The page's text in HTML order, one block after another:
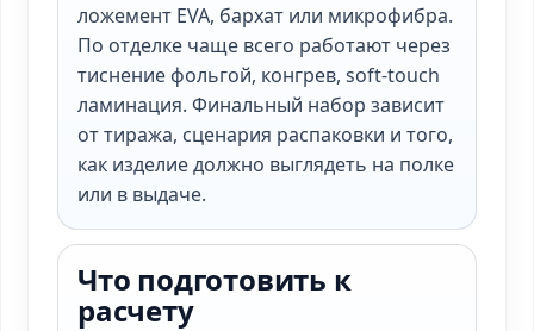
ложемент EVA, бархат или микрофибра.
По отделке чаще всего работают через
тиснение фольгой, конгрев, soft-touch
ламинация. Финальный набор зависит
от тиража, сценария распаковки и того,
как изделие должно выглядеть на полке
или в выдаче.
Что подготовить к
расчету